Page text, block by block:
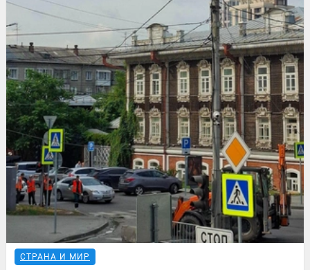
СТРАНА И МИР